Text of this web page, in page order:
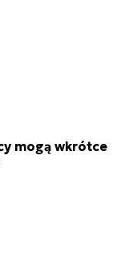
mogą wkrótce